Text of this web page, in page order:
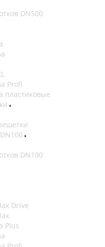
DN500
Profi
пластиковые
DN100
Drive
Plus